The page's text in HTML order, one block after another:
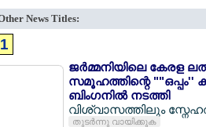
News Titles:
1
ജര്‍മ്മനിയിലെ കേരള
സമൂഹത്തിന്റെ
ബിംഗനില്‍ നടത്തി
വിശ്വാസത്തിലും
തുടര്‍ന്നു വായിക്കുക